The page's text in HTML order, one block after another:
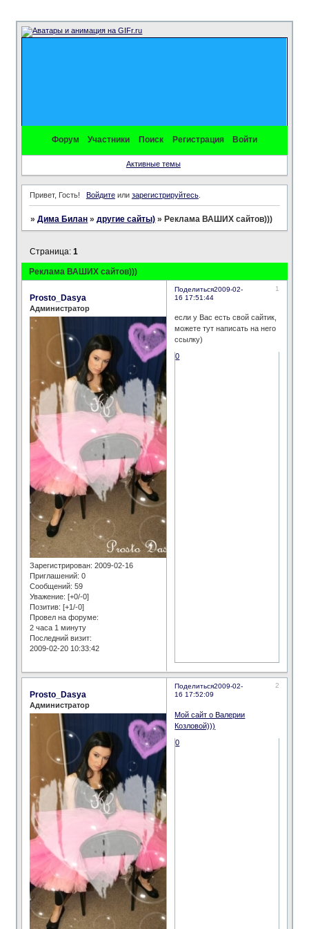
Форум Участники Поиск Регистрация Войти
Активные темы
Привет, Гость! Войдитеили зарегистрируйтесь.
»Дима Билан »другие сайты) »Реклама ВАШИХ сайтов)))
Реклама ВАШИХ сайтов)))
Страница:1
Поделиться 1
2009-02-
16 17:51:44
Prosto_Dasya
Администратор
Зарегистрирован: 2009-02-16
Приглашений: 0
Сообщений: 59
Уважение: [+0/-0]
Позитив: [+1/-0]
Провел на форуме:
2 часа 1 минуту
Последний визит:
2009-02-20 10:33:42
если у Вас есть свой сайтик,
можете тут написать на него
ссылку)
0
Поделиться 2
2009-02-
16 17:52:09
Prosto_Dasya
Администратор
Мой сайт о Валерии
Козловой)))
0